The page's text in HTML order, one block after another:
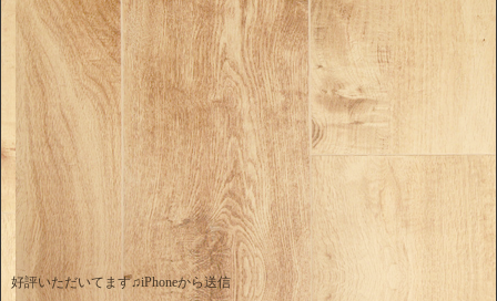
好評いただいてます♫iPhoneから送信